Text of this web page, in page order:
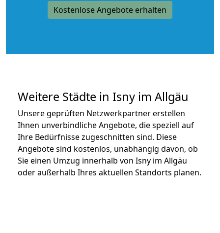
Kostenlose Angebote erhalten
Weitere Städte in Isny im Allgäu
Unsere geprüften Netzwerkpartner erstellen
Ihnen unverbindliche Angebote, die speziell auf
Ihre Bedürfnisse zugeschnitten sind. Diese
Angebote sind kostenlos, unabhängig davon, ob
Sie einen Umzug innerhalb von Isny im Allgäu
oder außerhalb Ihres aktuellen Standorts planen.